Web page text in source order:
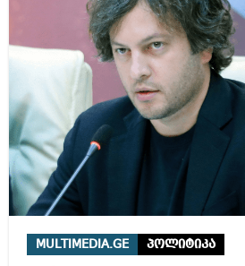
MULTIMEDIA.GE პოლიტიკა